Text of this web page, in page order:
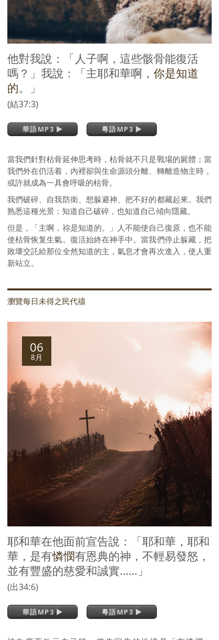
他對我說：「人子啊，這些骸骨能復活
嗎？」我說：「主耶和華啊， 你是知道
的。」
(結37:3)
華語MP3 粵語MP3
當我們針對枯骨延伸思考時，枯骨就不只是戰場的屍體；當
我們外在仍活着，內裡卻與生命源頭分離、轉離造物主時，
或許就成為一具會呼吸的枯骨。
我們破碎、自我防衛、想躲避神、把不好的都藏起來。我們
熟悉這種光景：知道自己破碎，也知道自己傾向隱藏。
但是，「主啊，祢是知道的。」人不能使自己復原，也不能
使枯骨恢复生氣。復活始終在神手中。當我們停止躲藏，把
敗壞交託給那位全然知道的主，氣息才會再次進入，使人重
新站立。
瀏覽每日未得之民代禱
06
8月
耶和華在他面前宣告說：「耶和華，耶和
華，是有憐憫有恩典的神，不輕易發怒，
並有豐盛的慈愛和誠實……」
(出34:6)
華語MP3 粵語MP3